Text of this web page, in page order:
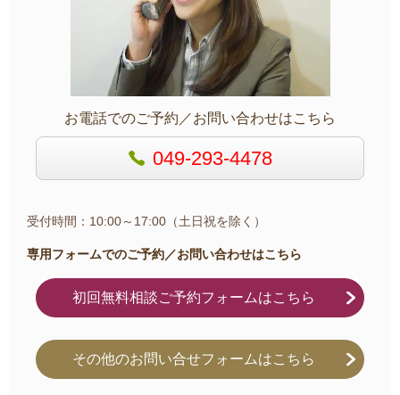
お電話でのご予約／お問い合わせはこちら
049-293-4478
受付時間：10:00～17:00（土日祝を除く）
専用フォームでのご予約／お問い合わせはこちら
初回無料相談ご予約フォームはこちら
その他のお問い合せフォームはこちら